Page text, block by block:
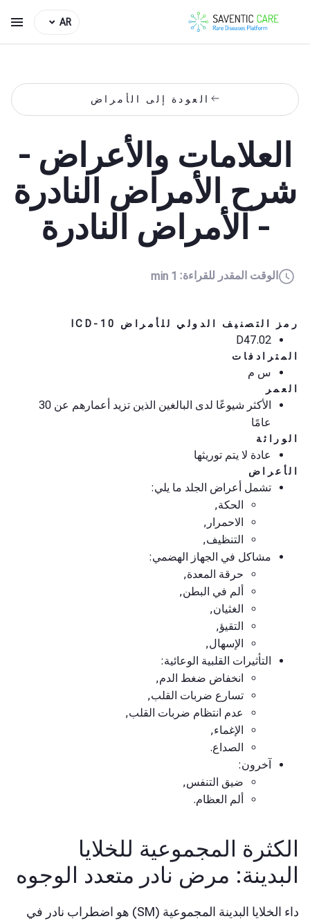
AR
العودة إلى الأمراض
العلامات والأعراض -
شرح الأمراض النادرة
- الأمراض النادرة
الوقت المقدر للقراءة: 1 min
رمز التصنيف الدولي للأمراض ICD-10
D47.02
المترادفات
س م
العمر
الأكثر شيوعًا لدى البالغين الذين تزيد أعمارهم عن 30
عامًا
الوراثة
عادة لا يتم توريثها
الأعراض
تشمل أعراض الجلد ما يلي:
الحكة,
الاحمرار,
التنظيف,
مشاكل في الجهاز الهضمي:
حرقة المعدة,
ألم في البطن,
الغثيان,
التقيؤ,
الإسهال,
التأثيرات القلبية الوعائية:
انخفاض ضغط الدم,
تسارع ضربات القلب,
عدم انتظام ضربات القلب,
الإغماء,
الصداع.
آخرون:
ضيق التنفس,
ألم العظام.
الكثرة المجموعية للخلايا
البدينة: مرض نادر متعدد الوجوه
داء الخلايا البدينة المجموعية (SM) هو اضطراب نادر في